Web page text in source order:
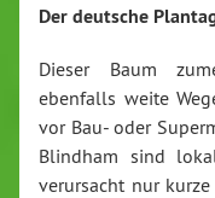
Der deutsche
Dieser Baum
ebenfalls weite
vor Bau- oder
Blindham sind
verursacht nur